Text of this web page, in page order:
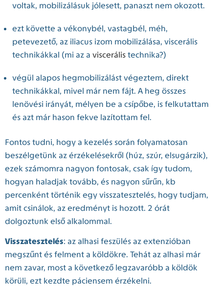
voltak, mobilizálásuk jólesett, panaszt nem okozott.
ezt követte a vékonybél, vastagbél, méh,
petevezető, az iliacus izom mobilizálása, viscerális
technikákkal (mi az a viscerális technika?)
végül alapos hegmobilizálást végeztem, direkt
technikákkal, mivel már nem fájt. A heg összes
lenövési irányát, mélyen be a csípőbe, is felkutattam
és azt már hason fekve lazítottam fel.
Fontos tudni, hogy a kezelés során folyamatosan
beszélgetünk az érzékelésekről (húz, szúr, elsugárzik),
ezek számomra nagyon fontosak, csak így tudom,
hogyan haladjak tovább, és nagyon sűrűn, kb
percenként történik egy visszatesztelés, hogy tudjam,
amit csinálok, az eredményt is hozott. 2 órát
dolgoztunk első alkalommal.
Visszatesztelés: az alhasi feszülés az extenzióban
megszűnt és felment a köldökre. Tehát az alhasi már
nem zavar, most a következő legzavaróbb a köldök
körüli, ezt kezdte páciensem érzékelni.